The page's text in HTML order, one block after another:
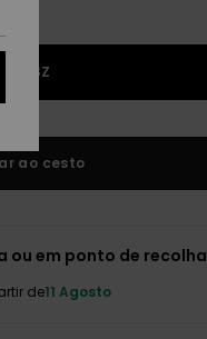
1SZ
ao cesto
ou em ponto de recolha
de11 Agosto